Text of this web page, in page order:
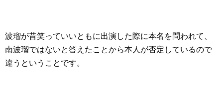
波瑠が昔笑っていいともに出演した際に本名を問われて、
南波瑠ではないと答えたことから本人が否定しているので
違うということです。